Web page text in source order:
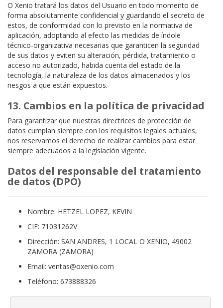
O Xenio tratará los datos del Usuario en todo momento de
forma absolutamente confidencial y guardando el secreto de
estos, de conformidad con lo previsto en la normativa de
aplicación, adoptando al efecto las medidas de índole
técnico-organizativa necesarias que garanticen la seguridad
de sus datos y eviten su alteración, pérdida, tratamiento o
acceso no autorizado, habida cuenta del estado de la
tecnología, la naturaleza de los datos almacenados y los
riesgos a que están expuestos.
13. Cambios en la política de privacidad
Para garantizar que nuestras directrices de protección de
datos cumplan siempre con los requisitos legales actuales,
nos reservamos el derecho de realizar cambios para estar
siempre adecuados a la legislación vigente.
Datos del responsable del tratamiento
de datos (DPO)
Nombre: HETZEL LOPEZ, KEVIN
CIF: 71031262V
Dirección: SAN ANDRES, 1 LOCAL O XENIO, 49002
ZAMORA (ZAMORA)
Email: ventas@oxenio.com
Teléfono: 673888326